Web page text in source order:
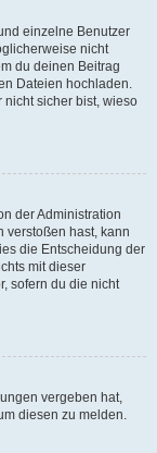
einzelne Benutzer
nicht
du deinen Beitrag
Dateien hochladen.
nicht sicher bist, wieso
der Administration
verstoßen hast, kann
die Entscheidung der
mit dieser
sofern du die nicht
vergeben hat,
diesen zu melden.